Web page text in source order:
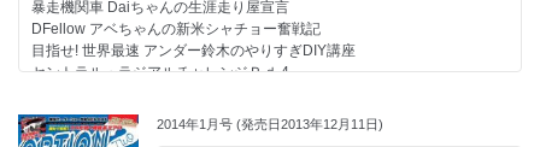
暴走機関車 Daiちゃんの生涯走り屋宣言
DFellow アベちゃんの新米シャチョー奮戦記
目指せ! 世界最速 アンダー鈴木のやりすぎDIY講座
セントラル・ラジアルチャレンジＲｄ.4
EXEDY CUP OPTION2 ENJOY ENDURANCE RACE 2013 お遊び耐久レ
ース
2014年1月号 (発売日2013年12月11日)